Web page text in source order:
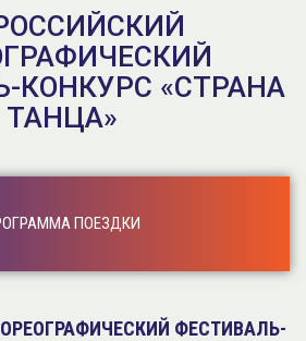
КОНКУРС «СТРАНА
ТАНЦА»
ПОЕЗДКИ
ФЕСТИВАЛЬ-